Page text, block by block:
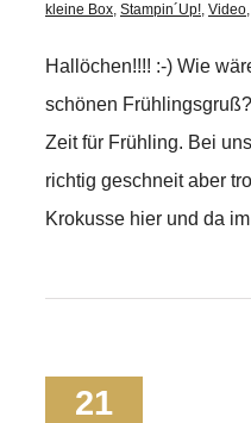
kleine Box, Stampin´Up!, Video,
Hallöchen!!!! :-) Wie
schönen
Zeit für Frühling. Bei
richtig geschneit aber
Krokusse hier und da
21